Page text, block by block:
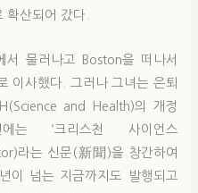
확산되어 갔다.
물러나고 Boston을 떠나서
이사했다. 그러나 그녀는 은퇴
and Health)의 개정
는 ‘크리스천 사이언스
라는 신문(新聞)을 창간하여
이 넘는 지금까지도 발행되고